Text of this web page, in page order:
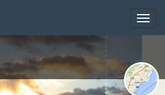
Toggle
Toggle